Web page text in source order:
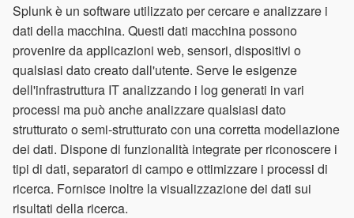
Splunk è un software utilizzato per cercare e analizzare i
dati della macchina. Questi dati macchina possono
provenire da applicazioni web, sensori, dispositivi o
qualsiasi dato creato dall'utente. Serve le esigenze
dell'infrastruttura IT analizzando i log generati in vari
processi ma può anche analizzare qualsiasi dato
strutturato o semi-strutturato con una corretta modellazione
dei dati. Dispone di funzionalità integrate per riconoscere i
tipi di dati, separatori di campo e ottimizzare i processi di
ricerca. Fornisce inoltre la visualizzazione dei dati sui
risultati della ricerca.